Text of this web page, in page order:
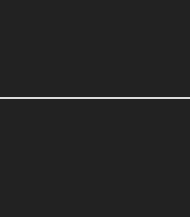
im nächsten